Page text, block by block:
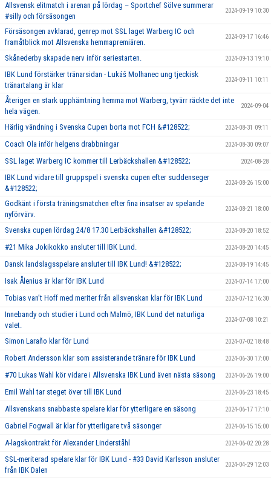
Allsvensk elitmatch i arenan på lördag – Sportchef Sölve summerar
#silly och försäsongen
2024-09-19 10:30
Försäsongen avklarad, genrep mot SSL laget Warberg IC och
framåtblick mot Allsvenska hemmapremiären.
2024-09-17 16:46
Skånederby skapade nerv inför seriestarten. 2024-09-13 19:10
IBK Lund förstärker tränarsidan - Lukáš Molhanec ung tjeckisk
tränartalang är klar
2024-09-11 10:11
Återigen en stark upphämtning hemma mot Warberg, tyvärr räckte det inte
hela vägen.
2024-09-04
Härlig vändning i Svenska Cupen borta mot FCH &#128522; 2024-08-31 09:11
Coach Ola inför helgens drabbningar 2024-08-30 09:07
SSL laget Warberg IC kommer till Lerbäckshallen &#128522; 2024-08-28
IBK Lund vidare till gruppspel i svenska cupen efter suddenseger
&#128522;
2024-08-26 15:00
Godkänt i första träningsmatchen efter fina insatser av spelande
nyförvärv.
2024-08-21 18:00
Svenska cupen lördag 24/8 17.30 Lerbäckshallen &#128522; 2024-08-20 18:52
#21 Mika Jokikokko ansluter till IBK Lund. 2024-08-20 14:45
Dansk landslagsspelare ansluter till IBK Lund! &#128522; 2024-08-19 14:45
Isak Ålenius är klar för IBK Lund 2024-07-14 17:00
Tobias van’t Hoff med meriter från allsvenskan klar för IBK Lund 2024-07-12 16:30
Innebandy och studier i Lund och Malmö, IBK Lund det naturliga
valet.
2024-07-08 10:21
Simon Laraño klar för Lund 2024-07-02 18:48
Robert Andersson klar som assisterande tränare för IBK Lund 2024-06-30 17:00
#70 Lukas Wahl kör vidare i Allsvenska IBK Lund även nästa säsong 2024-06-26 19:00
Emil Wahl tar steget över till IBK Lund 2024-06-23 18:45
Allsvenskans snabbaste spelare klar för ytterligare en säsong 2024-06-17 17:10
Gabriel Fogwall är klar för ytterligare två säsonger 2024-06-15 15:00
A-lagskontrakt för Alexander Linderståhl 2024-06-02 20:28
SSL-meriterad spelare klar för IBK Lund - #33 David Karlsson ansluter
från IBK Dalen
2024-04-29 12:03